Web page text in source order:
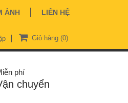
ẢNH LIÊN HỆ
Giỏ hàng (0)
phí
chuyển